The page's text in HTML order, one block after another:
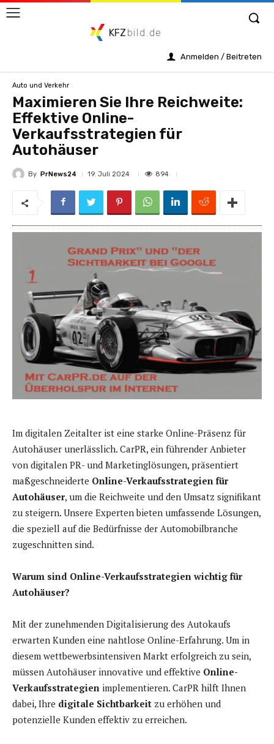
KFZ bild.de
Anmelden / Beitreten
Auto und Verkehr
Maximieren Sie Ihre Reichweite:
Effektive Online-
Verkaufsstrategien für
Autohäuser
By PrNews24 19. Juli 2024 894
Im digitalen Zeitalter ist eine starke Online-Präsenz für
Autohäuser unerlässlich. CarPR, ein führender Anbieter
von digitalen PR- und Marketinglösungen, präsentiert
maßgeschneiderte Online-Verkaufsstrategien für
Autohäuser, um die Reichweite und den Umsatz signifikant
zu steigern. Unsere Experten bieten umfassende Lösungen,
die speziell auf die Bedürfnisse der Automobilbranche
zugeschnitten sind.
Warum sind Online-Verkaufsstrategien wichtig für
Autohäuser?
Mit der zunehmenden Digitalisierung des Autokaufs
erwarten Kunden eine nahtlose Online-Erfahrung. Um in
diesem wettbewerbsintensiven Markt erfolgreich zu sein,
müssen Autohäuser innovative und effektive Online-
Verkaufsstrategien implementieren. CarPR hilft Ihnen
dabei, Ihre digitale Sichtbarkeit zu erhöhen und
potenzielle Kunden effektiv zu erreichen.